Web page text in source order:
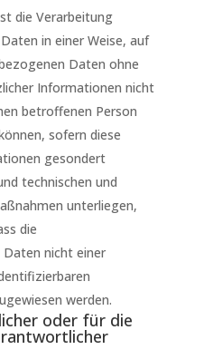
die Verarbeitung
in einer Weise, auf
Daten ohne
Informationen nicht
betroffenen Person
sofern diese
gesondert
technischen und
unterliegen,
die
nicht einer
werden.
oder für die